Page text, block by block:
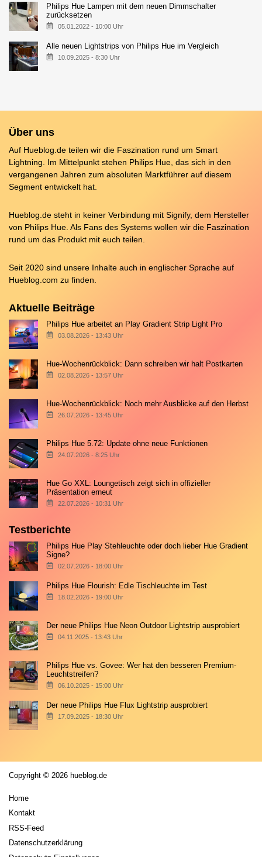
Philips Hue Lampen mit dem neuen Dimmschalter
zurücksetzen
05.01.2022 - 10:00 Uhr
Alle neuen Lightstrips von Philips Hue im Vergleich
10.09.2025 - 8:30 Uhr
Über uns
Auf Hueblog.de teilen wir die Faszination rund um Smart
Lightning. Im Mittelpunkt stehen Philips Hue, das sich in den
vergangenen Jahren zum absoluten Marktführer auf diesem
Segment entwickelt hat.
Hueblog.de steht in keiner Verbindung mit Signify, dem Hersteller
von Philips Hue. Als Fans des Systems wollen wir die Faszination
rund um das Produkt mit euch teilen.
Seit 2020 sind unsere Inhalte auch in englischer Sprache auf
Hueblog.com zu finden.
Aktuelle Beiträge
Philips Hue arbeitet an Play Gradient Strip Light Pro
03.08.2026 - 13:43 Uhr
Hue-Wochenrückblick: Dann schreiben wir halt Postkarten
02.08.2026 - 13:57 Uhr
Hue-Wochenrückblick: Noch mehr Ausblicke auf den Herbst
26.07.2026 - 13:45 Uhr
Philips Hue 5.72: Update ohne neue Funktionen
24.07.2026 - 8:25 Uhr
Hue Go XXL: Loungetisch zeigt sich in offizieller
Präsentation erneut
22.07.2026 - 10:31 Uhr
Testberichte
Philips Hue Play Stehleuchte oder doch lieber Hue Gradient
Signe?
02.07.2026 - 18:00 Uhr
Philips Hue Flourish: Edle Tischleuchte im Test
18.02.2026 - 19:00 Uhr
Der neue Philips Hue Neon Outdoor Lightstrip ausprobiert
04.11.2025 - 13:43 Uhr
Philips Hue vs. Govee: Wer hat den besseren Premium-
Leuchtstreifen?
06.10.2025 - 15:00 Uhr
Der neue Philips Hue Flux Lightstrip ausprobiert
17.09.2025 - 18:30 Uhr
Copyright © 2026 hueblog.de
Home
Kontakt
RSS-Feed
Datenschutzerklärung